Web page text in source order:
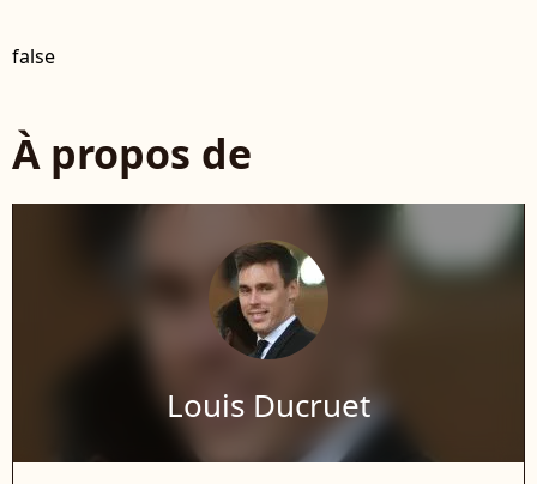
false
À propos de
Louis Ducruet